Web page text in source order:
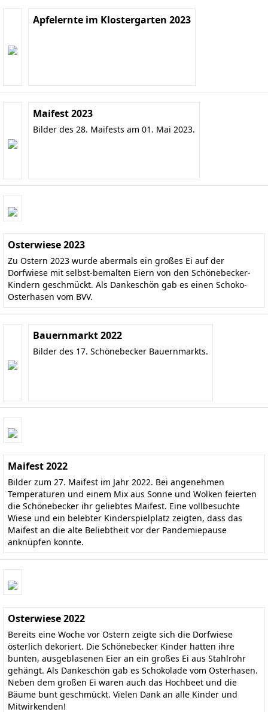
Apfelernte im Klostergarten 2023
Maifest 2023
Bilder des 28. Maifests am 01. Mai 2023.
Osterwiese 2023
Zu Ostern 2023 wurde abermals ein großes Ei auf der
Dorfwiese mit selbst-bemalten Eiern von den Schönebecker-
Kindern geschmückt. Als Dankeschön gab es einen Schoko-
Osterhasen vom BVV.
Bauernmarkt 2022
Bilder des 17. Schönebecker Bauernmarkts.
Maifest 2022
Bilder zum 27. Maifest im Jahr 2022. Bei angenehmen
Temperaturen und einem Mix aus Sonne und Wolken feierten
die Schönebecker ihr geliebtes Maifest. Eine vollbesuchte
Wiese und ein belebter Kinderspielplatz zeigten, dass das
Maifest an die alte Beliebtheit vor der Pandemiepause
anknüpfen konnte.
Osterwiese 2022
Bereits eine Woche vor Ostern zeigte sich die Dorfwiese
österlich dekoriert. Die Schönebecker Kinder hatten ihre
bunten, ausgeblasenen Eier an ein großes Ei aus Stahlrohr
gehängt. Als Dankeschön gab es Schokolade vom Osterhasen.
Neben dem großen Ei waren auch das Hochbeet und die
Bäume bunt geschmückt. Vielen Dank an alle Kinder und
Mitwirkenden!